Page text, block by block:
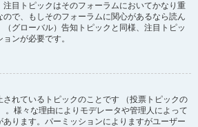
目トピックはそのフォーラムにおいてかなり重
で、もしそのフォーラムに関心があるなら読ん
グローバル）告知トピックと同様、注目トピッ
ンが必要です。
れているトピックのことです （投票トピックの
。様々な理由によりモデレータや管理人によって
あります。パーミッションによりますがユーザー